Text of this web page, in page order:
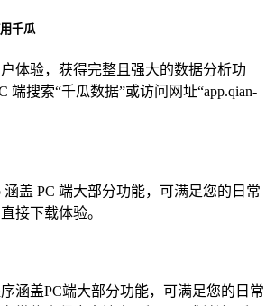
千瓜
体验，获得完整且强大的数据分析功
端搜索“千瓜数据”或访问网址“app.qian-
涵盖 PC 端大部分功能，可满足您的日常
接下载体验。
涵盖PC端大部分功能，可满足您的日常